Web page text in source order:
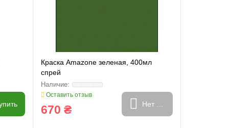
Краска Amazone зеленая, 400мл
спрей
Оставить отзыв
670 ₴ Нет в наличии